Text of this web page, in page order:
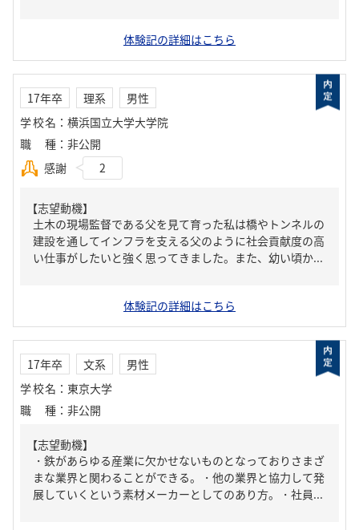
体験記の詳細はこちら
17年卒 理系
男性
学校名 ： 横浜国立大学大学院
職種 ： 非公開
感謝
2
【志望動機】
土木の現場監督である父を見て育った私は橋やトンネルの
建設を通してインフラを支える父のように社会貢献度の高
い仕事がしたいと強く思ってきました。また、幼い頃か...
体験記の詳細はこちら
17年卒 文系
男性
学校名 ： 東京大学
職種 ： 非公開
【志望動機】
・鉄があらゆる産業に欠かせないものとなっておりさまざ
まな業界と関わることができる。・他の業界と協力して発
展していくという素材メーカーとしてのあり方。・社員...